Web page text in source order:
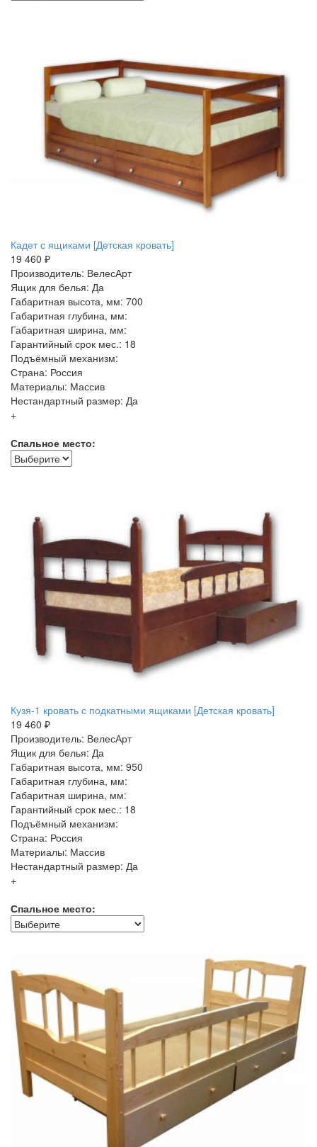
Кадет с ящиками [Детская кровать]
19 460 ₽
Производитель: ВелесАрт
Ящик для белья: Да
Габаритная высота, мм: 700
Габаритная глубина, мм:
Габаритная ширина, мм:
Гарантийный срок мес.: 18
Подъёмный механизм:
Страна: Россия
Материалы: Массив
Нестандартный размер: Да
+
Спальное место:
Кузя-1 кровать с подкатными ящиками [Детская кровать]
19 460 ₽
Производитель: ВелесАрт
Ящик для белья: Да
Габаритная высота, мм: 950
Габаритная глубина, мм:
Габаритная ширина, мм:
Гарантийный срок мес.: 18
Подъёмный механизм:
Страна: Россия
Материалы: Массив
Нестандартный размер: Да
+
Спальное место: